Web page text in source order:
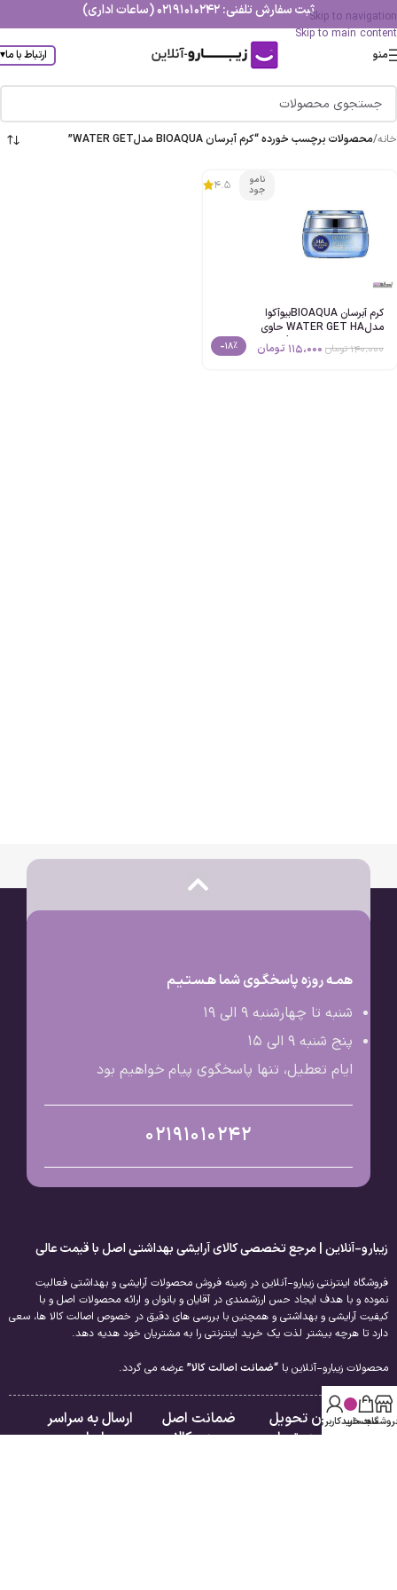
Skip to navigation
Skip to main content
ثبت سفارش تلفنی: 02191010242 (ساعات اداری)
منو ارتباط با ما▾
خانه/محصولات برچسب خورده “کرم آبرسان BIOAQUA مدلWATER GET”
نامو
جود
4.5
کرم آبرسان BIOAQUAبیوآکوا
مدلWATER GET HA حاوی
هیالورونیک اسید حجم50ml اصل
140،000تومان 115،000 تومان -18%
همـه روزه پاسخگـوی شما هـسـتـیـم
شنبه تا چهارشنبه 9 الی ۱۹
پنج شنبه 9 الی ۱۵
ایام تعطیل، تنها پاسخگوی پیام خواهیم بود
02191010242
زیبارو-آنلاین | مرجع تخصصی کالای آرایشی بهداشتی اصل با قیمت عالی
فروشگاه اینترنتی زیبارو-آنلاین در زمینه فروش محصولات آرایشی و بهداشتی فعالیت
نموده و با هدف ایجاد حس ارزشمندی در آقایان و بانوان و ارائه محصولات اصل و با
کیفیت آرایشی و بهداشتی و همچنین با بررسی های دقیق در خصوص اصالت کالا ها، سعی
دارد تا هرچه بیشتر لذت یک خرید اینترنتی را به مشتریان خود هدیه دهد.
محصولات زیبارو-آنلاین با “ضمانت اصالت کالا” عرضه می گردد.
امکان تحویل
فوری در تهران
ضمانت اصل
بودن کالا
ارسال به سراسر
ایران
سبد خرید
حساب کاربری من